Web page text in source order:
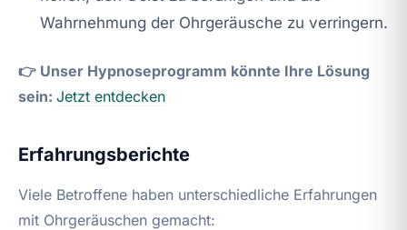
Wahrnehmung der Ohrgeräusche zu verringern.
👉 Unser Hypnoseprogramm könnte Ihre Lösung
sein: Jetzt entdecken
Erfahrungsberichte
Viele Betroffene haben unterschiedliche Erfahrungen
mit Ohrgeräuschen gemacht: